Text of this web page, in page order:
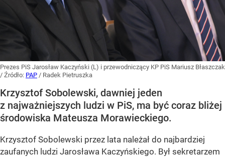
Prezes PiS Jarosław Kaczyński (L) i przewodniczący KP PiS Mariusz Błaszczak
/ Źródło: PAP / Radek Pietruszka
Krzysztof Sobolewski, dawniej jeden
z najważniejszych ludzi w PiS, ma być coraz bliżej
środowiska Mateusza Morawieckiego.
Krzysztof Sobolewski przez lata należał do najbardziej
zaufanych ludzi Jarosława Kaczyńskiego. Był sekretarzem